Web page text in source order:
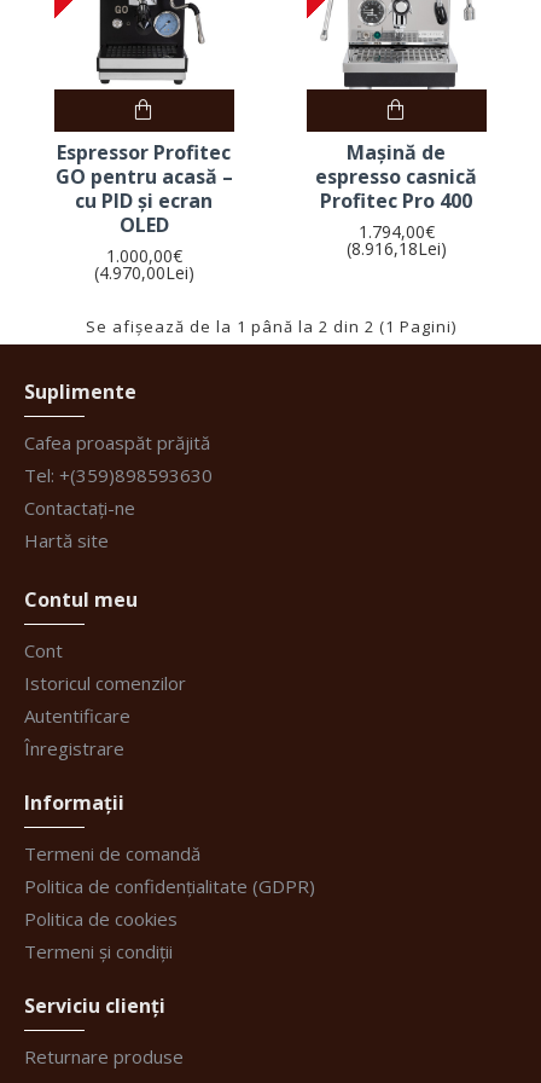
Espressor Profitec
GO pentru acasă –
cu PID și ecran
OLED
1.000,00€
(4.970,00Lei)
Mașină de
espresso casnică
Profitec Pro 400
1.794,00€
(8.916,18Lei)
Se afişează de la 1 până la 2 din 2 (1 Pagini)
Suplimente
Cafea proaspăt prăjită
Tel: +(359)898593630
Contactați-ne
Hartă site
Contul meu
Cont
Istoricul comenzilor
Autentificare
Înregistrare
Informații
Termeni de comandă
Politica de confidențialitate (GDPR)
Politica de cookies
Termeni și condiții
Serviciu clienți
Returnare produse